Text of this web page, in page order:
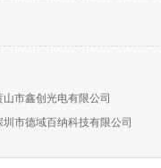
山市鑫创光电有限公司
圳市德域百纳科技有限公司